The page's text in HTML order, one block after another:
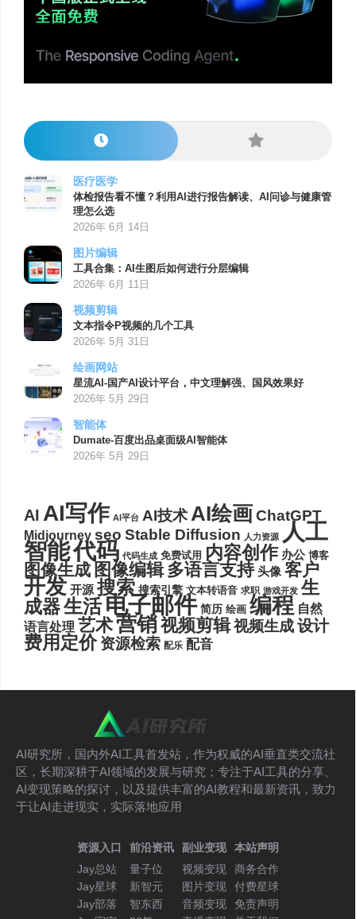
医疗医学
体检报告看不懂？利用AI进行报告解读、AI问诊与健康管
理怎么选
2026年 6月 14日
图片编辑
工具合集：AI生图后如何进行分层编辑
2026年 6月 11日
视频剪辑
文本指令P视频的几个工具
2026年 5月 31日
绘画网站
星流AI-国产AI设计平台，中文理解强、国风效果好
2026年 5月 29日
智能体
Dumate-百度出品桌面级AI智能体
2026年 5月 29日
AI AI写作 AI平台 AI技术AI绘画ChatGPT
Midjourney seo Stable Diffusion 人力资源 人工
智能代码 代码生成 免费试用 内容创作 办公 博客
图像生成 图像编辑 多语言支持 头像 客户
开发 开源 搜索 搜索引擎 文本转语音 求职 游戏开发 生
成器生活电子邮件 简历 绘画 编程 自然
语言处理 艺术营销视频剪辑视频生成设计
费用定价 资源检索 配乐 配音
AI研究所，国内外AI工具首发站，作为权威的AI垂直类交流社
区，长期深耕于AI领域的发展与研究；专注于AI工具的分享、
AI变现策略的探讨，以及提供丰富的AI教程和最新资讯，致力
于让AI走进现实，实际落地应用
资源入口
Jay总站
Jay星球
Jay部落
前沿资讯
量子位
新智元
智东西
副业变现
视频变现
图片变现
音频变现
本站声明
商务合作
付费星球
免责声明